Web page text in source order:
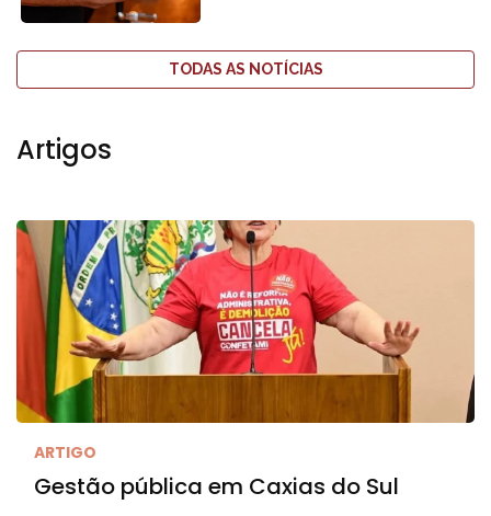
TODAS AS NOTÍCIAS
Artigos
ARTIGO
Gestão pública em Caxias do Sul